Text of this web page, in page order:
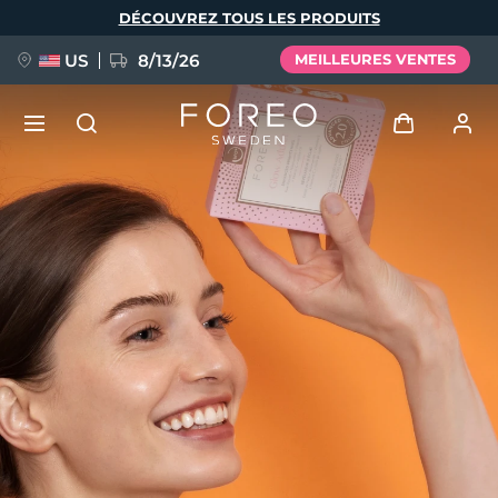
DÉCOUVREZ TOUS LES PRODUITS
US 8/13/26 MEILLEURES VENTES
Se connecter
Profil de l'utilisateur
Mes appareils
Mes commandes
Mes adresses
Mes abonnements
NOUVEAU
FAQ™ Pure Beauty-Tech Elixir
BREAKING NEWS
issa™ Teeth Whitening Set
Langue
English Deutsch
Español
Français
Italiano
Português
Polski
Svenska
Türkçe
简体中文